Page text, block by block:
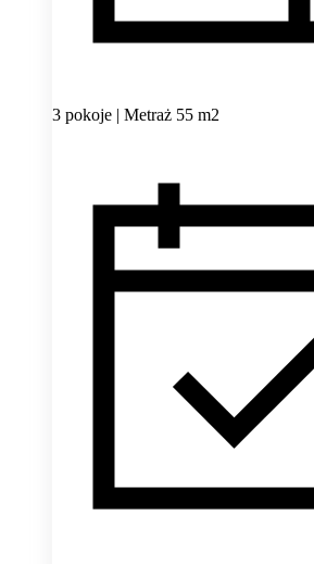
3 pokoje | Metraż 55 m2